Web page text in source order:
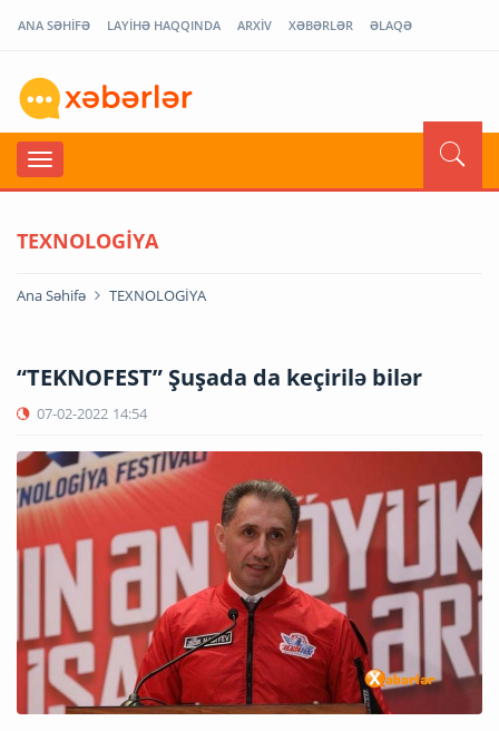
ANA SƏHİFƏ LAYİHƏ HAQQINDA ARXİV XƏBƏRLƏR ƏLAQƏ
TEXNOLOGİYA
Ana Səhifə TEXNOLOGİYA
“TEKNOFEST” Şuşada da keçirilə bilər
07-02-2022 14:54